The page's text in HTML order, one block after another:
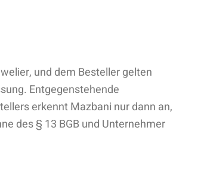
und dem Besteller gelten
Entgegenstehende
erkennt Mazbani nur dann an,
des § 13 BGB und Unternehmer